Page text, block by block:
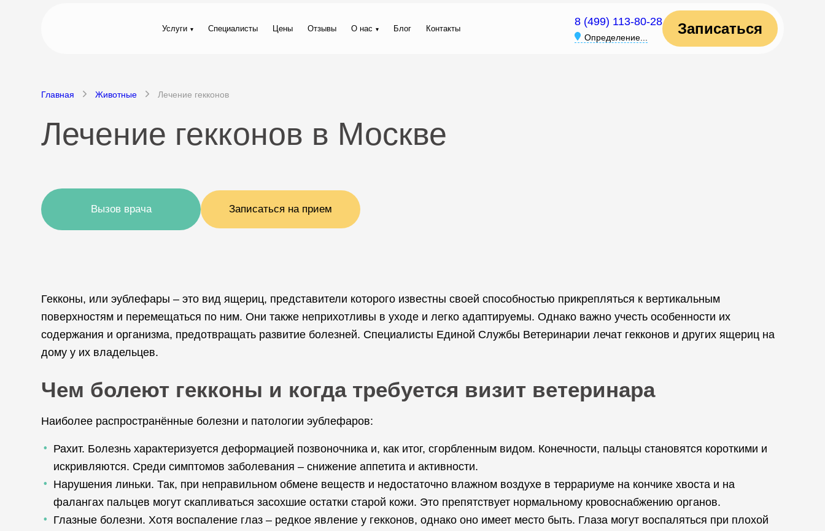
Услуги Специалисты Цены Отзывы О нас Блог Контакты
8 (499) 113-80-28
Определение...
Записаться
Главная Животные Лечение гекконов
Лечение гекконов в Москве
Вызов врача Записаться на прием
Гекконы, или эублефары – это вид ящериц, представители которого известны своей способностью прикрепляться к вертикальным
поверхностям и перемещаться по ним. Они также неприхотливы в уходе и легко адаптируемы. Однако важно учесть особенности их
содержания и организма, предотвращать развитие болезней. Специалисты Единой Службы Ветеринарии лечат гекконов и других ящериц на
дому у их владельцев.
Чем болеют гекконы и когда требуется визит ветеринара
Наиболее распространённые болезни и патологии эублефаров:
Рахит. Болезнь характеризуется деформацией позвоночника и, как итог, сгорбленным видом. Конечности, пальцы становятся короткими и
искривляются. Среди симптомов заболевания – снижение аппетита и активности.
Нарушения линьки. Так, при неправильном обмене веществ и недостаточно влажном воздухе в террариуме на кончике хвоста и на
фалангах пальцев могут скапливаться засохшие остатки старой кожи. Это препятствует нормальному кровоснабжению органов.
Глазные болезни. Хотя воспаление глаз – редкое явление у гекконов, однако оно имеет место быть. Глаза могут воспаляться при плохой